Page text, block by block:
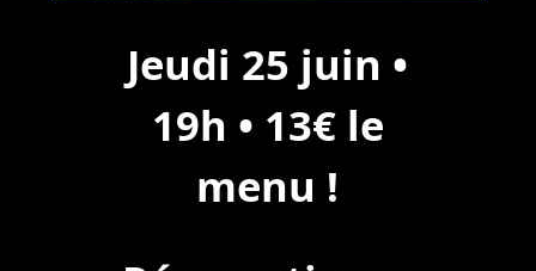
Jeudi 25 juin •
19h • 13€ le
menu !